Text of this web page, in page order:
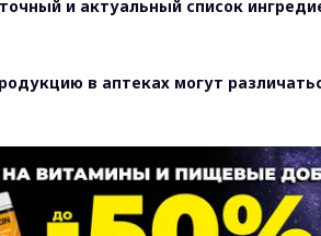
и актуальный список
в аптеках могут